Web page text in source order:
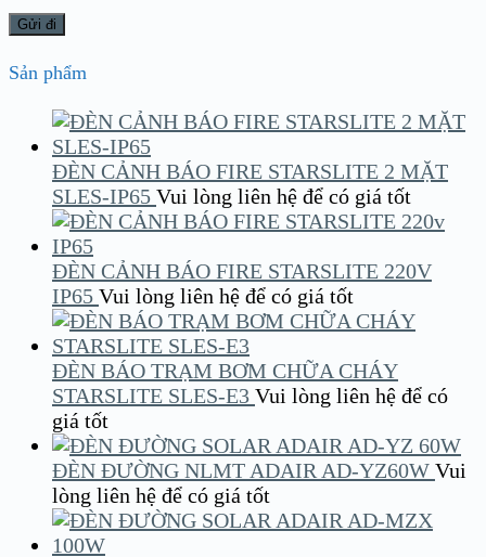
Sản phẩm
ĐÈN CẢNH BÁO FIRE STARSLITE 2 MẶT
SLES-IP65 Vui lòng liên hệ để có giá tốt
ĐÈN CẢNH BÁO FIRE STARSLITE 220V
IP65 Vui lòng liên hệ để có giá tốt
ĐÈN BÁO TRẠM BƠM CHỮA CHÁY
STARSLITE SLES-E3 Vui lòng liên hệ để có
giá tốt
ĐÈN ĐƯỜNG NLMT ADAIR AD-YZ60W Vui
lòng liên hệ để có giá tốt